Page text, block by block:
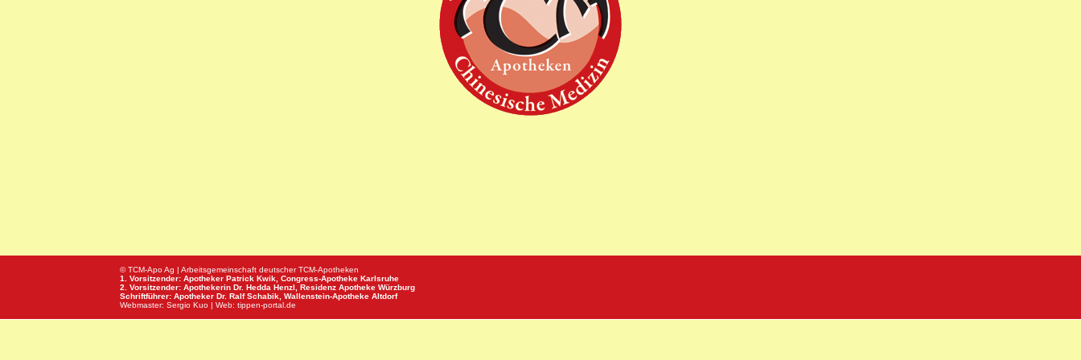
© TCM-Apo Ag | Arbeitsgemeinschaft deutscher TCM-Apotheken
1. Vorsitzender: Apotheker Patrick Kwik, Congress-Apotheke Karlsruhe
2. Vorsitzender: Apothekerin Dr. Hedda Henzl, Residenz Apotheke Würzburg
Schriftführer: Apotheker Dr. Ralf Schabik, Wallenstein-Apotheke Altdorf
Webmaster: Sergio Kuo | Web: tippen-portal.de